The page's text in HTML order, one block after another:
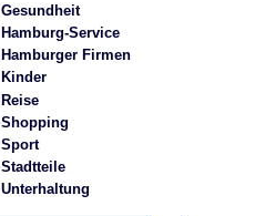
Gesundheit
Hamburg-Service
Hamburger Firmen
Kinder
Reise
Shopping
Sport
Stadtteile
Unterhaltung